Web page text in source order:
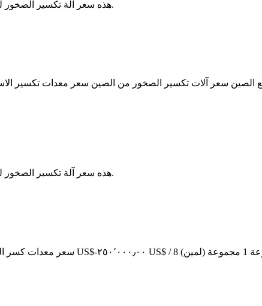
اشترِ سعر آلة تكسير الصخور فعالاً بأفضل الأسعار على Cooig.com. هذه سعر آلة تكسير الصخور لها تطبيقات في صناعات متعددة.
الصين سعر آلات تكسير الصخور من الصين سعر معدات تكسير
اشترِ سعر آلة تكسير الصخور فعالاً بأفضل الأسعار على Cooig.com. هذه سعر آلة تكسير الصخور لها تطبيقات في صناعات متعددة.